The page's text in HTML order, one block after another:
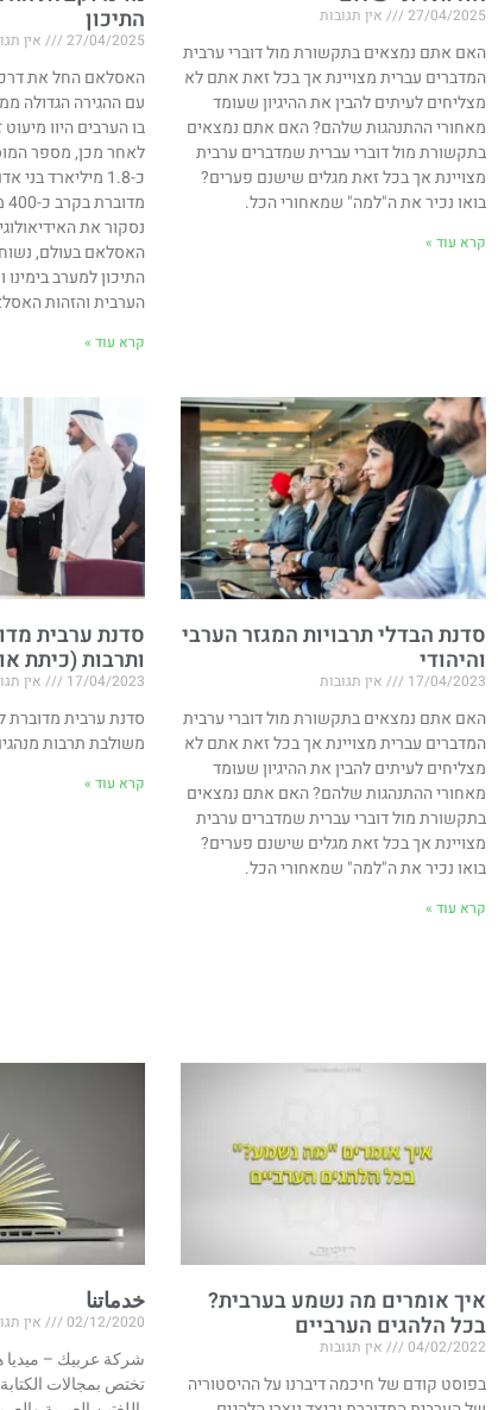
27/04/2025 אין תגובות
האם אתם נמצאים בתקשורת מול דוברי ערבית
המדברים עברית מצויינת אך בכל זאת אתם לא
מצליחים לעיתים להבין את ההיגיון שעומד
מאחורי ההתנהגות שלהם? האם אתם נמצאים
בתקשורת מול דוברי עברית שמדברים ערבית
מצויינת אך בכל זאת מגלים שישנם פערים?
בואו נכיר את ה"למה" שמאחורי הכל.
קרא עוד »
התיכון
27/04/2025 אין
עם ההגירה הגדולה
לאחר מכן, מספר
כ-1.8 מיליארד
נסקור את
האסלאם בעולם,
התיכון למערב
הערבית והזהות
קרא עוד »
סדנת הבדלי תרבויות המגזר הערבי
והיהודי
17/04/2023 אין תגובות
האם אתם נמצאים בתקשורת מול דוברי ערבית
המדברים עברית מצויינת אך בכל זאת אתם לא
מצליחים לעיתים להבין את ההיגיון שעומד
מאחורי ההתנהגות שלהם? האם אתם נמצאים
בתקשורת מול דוברי עברית שמדברים ערבית
מצויינת אך בכל זאת מגלים שישנם פערים?
בואו נכיר את ה"למה" שמאחורי הכל.
קרא עוד »
סדנת ערבית
ותרבות (כיתת
17/04/2023 אין
סדנת ערבית מדוברת
משולבת תרבות
קרא עוד »
איך אומרים מה נשמע בערבית?
בכל הלהגים הערביים
04/02/2022 אין תגובות
בפוסט קודם של חיכמה דיברנו על ההיסטוריה
خدماتنا
02/12/2020 אין
شركة عربيك –
تختص بمجالات